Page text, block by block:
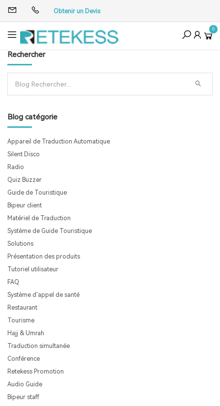
Obtenir un Devis
0
Rechercher
Blog catégorie
Appareil de Traduction Automatique
Silent Disco
Radio
Quiz Buzzer
Guide de Touristique
Bipeur client
Matériel de Traduction
Système de Guide Touristique
Solutions
Présentation des produits
Tutoriel utilisateur
FAQ
Système d'appel de santé
Restaurant
Tourisme
Hajj & Umrah
Traduction simultanée
Conférence
Retekess Promotion
Audio Guide
Bipeur staff